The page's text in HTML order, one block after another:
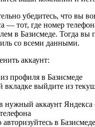
убедитесь, что вы
— тот, где номер
в Базисмеде. Тогда вы
со всеми данными.
аккаунт:
профиля в Базисмеде
вкладке выйдите из
нужный аккаунт
в